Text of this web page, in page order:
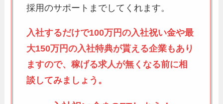
採用のサポートまでしてくれます。
入社するだけで100万円の入社祝い金や最
大150万円の入社特典が貰える企業もあり
ますので、稼げる求人が無くなる前に相
談してみましょう。